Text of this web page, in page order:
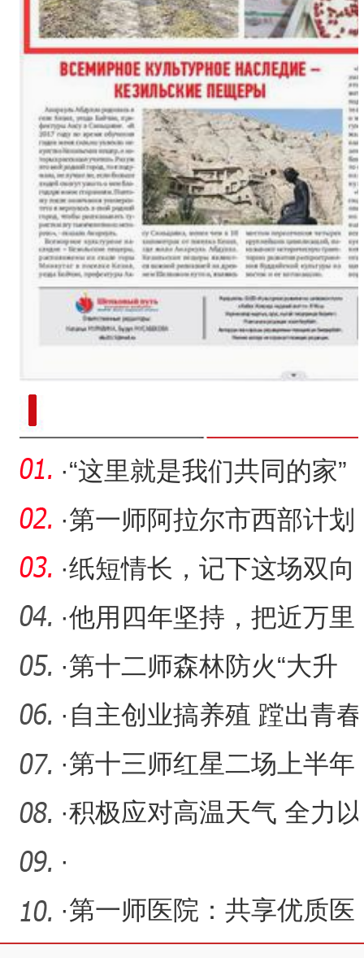
·“这里就是我们共同的家”
·第一师阿拉尔市西部计划
出征仪式举行
·纸短情长，记下这场双向
奔赴
·他用四年坚持，把近万里
路走成了“回家路”
·第十二师森林防火“大升
级”
· 自主创业搞养殖 蹚出青春
致富路
·第十三师红星二场上半年
签约社会投资项目12个
·积极应对高温天气 全力以
赴稳生产保民生
·
·第一师医院：共享优质医